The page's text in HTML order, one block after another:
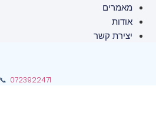
מאמרים
אודות
יצירת קשר
0723922471
📞